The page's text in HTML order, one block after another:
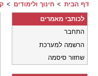
דף הבית
חינוך ולימודים
לכותבי מאמרים
התחבר
הרשמה למערכת
שחזור סיסמה